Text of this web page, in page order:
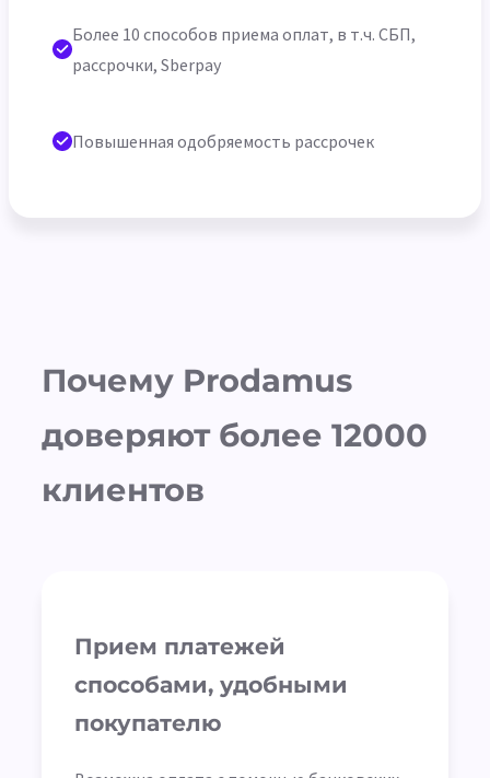
Более 10 способов приема оплат, в т.ч. СБП,
рассрочки, Sberpay
Повышенная одобряемость рассрочек
Почему Prodamus
доверяют более 12000
клиентов
Прием платежей
способами, удобными
покупателю